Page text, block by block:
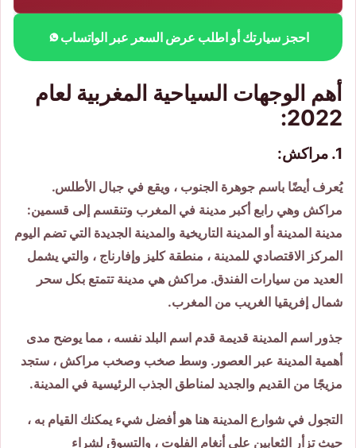
احجز سيارتك أو اطلب عرض السعر عبر الواتساب
أهم الوجهات السياحية المغربية لعام
2022:
1. مراكش:
يُعرف أيضًا باسم جوهرة الجنوب ، ويقع في جبال الأطلس.
مراكش وهي رابع أكبر مدينة في المغرب وتنقسم إلى قسمين:
مدينة المدينة أو المدينة التاريخية والمدينة الجديدة التي تضم اليوم
المركز الاقتصادي للمدينة ، منطقة كليز وإفارناج ، والتي يشمل
العديد من سيارات الفندق. مراكش هي مدينة تتمتع بكل سحر
شمال إفريقيا الغريب من المغرب.
جذور اسم المدينة قديمة قدم اسم البلد نفسه ، مما يوضح مدى
أهمية المدينة عبر العصور. وسط صخب وصخب مراكش ، ستجد
مزيجًا من القديم والجديد لمناطق الجذب الرئيسية في المدينة.
التجول في شوارع المدينة هنا هو أفضل شيء يمكنك القيام به ،
حيث تزأر الثعابين على أنغام الفلوت ، والتسوق لشراء